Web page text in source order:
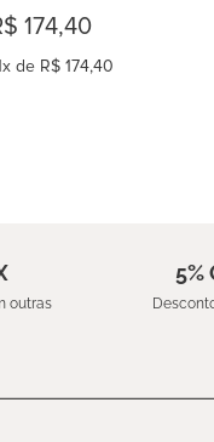
174,40
x de R$ 174,40
outras
5%